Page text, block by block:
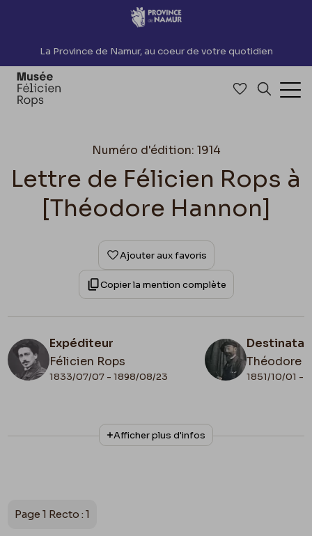
Accèder directement au contenu
La Province de Namur, au coeur de votre quotidien
Accéder à
Numéro d'édition: 1914
Lettre de Félicien Rops à
[Théodore Hannon]
Ajouter aux favoris
Copier la mention complète
Expéditeur
Félicien Rops
1833/07/07 - 1898/08/23
Théodore
1851/10/01 -
N° d'inventaire
ML/00026/0032
Collationnage
Autographe
Cachet réception
Afficher plus d'infos
Page 1 Recto : 1